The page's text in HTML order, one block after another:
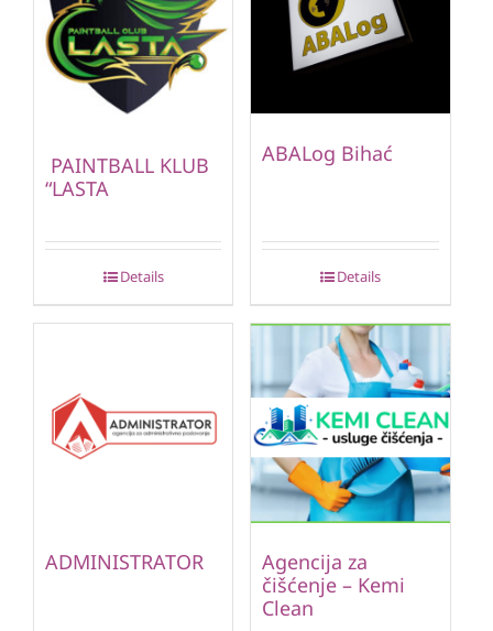
PAINTBALL KLUB
“LASTA
Details
ABALog Bihać
Details
ADMINISTRATOR
Agencija za
čišćenje – Kemi
Clean